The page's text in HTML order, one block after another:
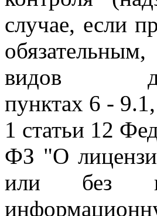
случае, если
видов
пунктах 6 -
1 статьи 12
ФЗ "О
или без